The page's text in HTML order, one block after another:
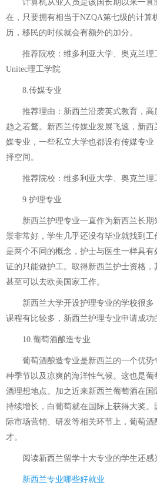
计算机从业人员是该国长期以来一直
在，只要拥有相当于NZQA第七级的计算
历，移民的时候就会有额外的加分。
推荐院校：维多利亚大学、奥克兰理
Unitec理工学院
8.传媒专业
推荐理由：新西兰沿袭英式教育，高
趋之若鹜。新西兰传媒业发展飞速，新
媒专业，一些私立大学也都设有传媒专
择空间。
推荐院校：维多利亚大学、奥克兰理
9.护理专业
新西兰护理专业一直作为新西兰长期
景非常好，学生几乎还没有毕业就找到
是两个不同的概念，护士与医生一样具
证的只能做护工。取得新西兰护士资格
甚至可以去欧美国家工作。
新西兰大学开设护理专业的学校很多
课程有比较多，新西兰护理专业申请成功
10.葡萄酒酿造专业
葡萄酒酿造专业是新西兰的一个优势
种季节以及凉爽的海洋性气候。这也是
酒理想地点。加之近来新西兰葡萄酒在国
持续增长，白葡萄就在国际上获得大奖。
际市场营销、研发等相关环节上，葡萄
才。
阅读新西兰留学十大专业的学生还感
新西兰专业哪些好就业